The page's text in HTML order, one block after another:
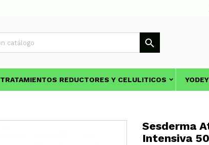

TRATAMIENTOS REDUCTORES Y CELULITICOS
Sesderma
Intensiva